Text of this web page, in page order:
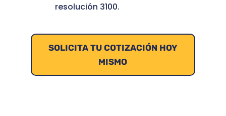
resolución 3100.
SOLICITA TU COTIZACIÓN HOY
MISMO